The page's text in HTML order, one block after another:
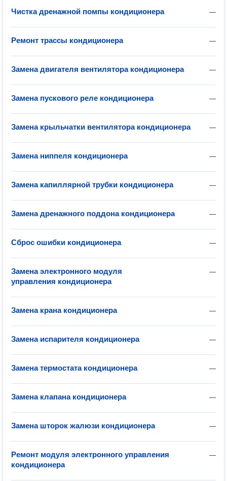
—
Чистка дренажной помпы кондиционера
—
Ремонт трассы кондиционера
—
Замена двигателя вентилятора кондиционера
—
Замена пускового реле кондиционера
—
Замена крыльчатки вентилятора кондиционера
—
Замена ниппеля кондиционера
—
Замена капиллярной трубки кондиционера
—
Замена дренажного поддона кондиционера
—
Сброс ошибки кондиционера
—
Замена электронного модуля
управления кондиционера
—
Замена крана кондиционера
—
Замена испарителя кондиционера
—
Замена термостата кондиционера
—
Замена клапана кондиционера
—
Замена шторок жалюзи кондиционера
—
Ремонт модуля электронного управления
кондиционера